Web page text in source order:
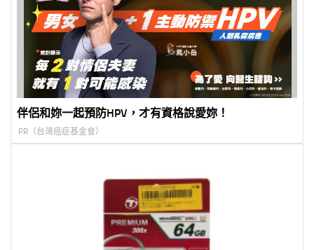
伴侶和妳一起預防HPV，才有資格說愛妳！
PR（台灣癌症基金會）